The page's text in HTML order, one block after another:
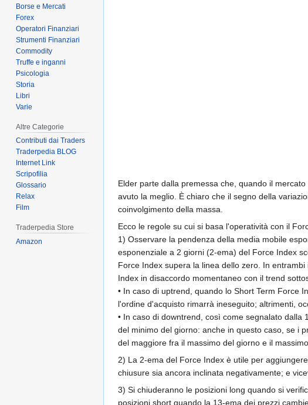
Elder parte dalla premessa che, quando il
avuto la meglio. È chiaro che il segno della
coinvolgimento della massa.
Ecco le regole su cui si basa l'operatività con il
1) Osservare la pendenza della media mobile
esponenziale a 2 giorni (2-ema) del Force Index
Force Index supera la linea dello zero. In
Index in disaccordo momentaneo con il trend
• In caso di uptrend, quando lo Short Term Force
l'ordine d'acquisto rimarrà ineseguito; altrimenti,
• In caso di downtrend, così come segnalato
del minimo del giorno: anche in questo caso, se i
del maggiore fra il massimo del giorno e il
2) La 2-ema del Force Index è utile per
chiusure sia ancora inclinata negativamente; e
3) Si chiuderanno le posizioni long quando si
posizioni short quando la 13-ema dei prezzi
Borse e Mercati
Forex
Operatori Finanziari
Strumenti Finanziari
Commodity
Truffe e inganni
Psicologia
Storia
Libri
Varie
Altre Categorie
Contributi dai Traders
Traderpedia BLOG
Internet Link
Scripofilia
Glossario
Relax
Film
Traderpedia Store
Amazon